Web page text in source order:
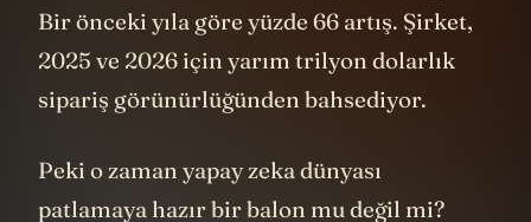
Bir önceki yıla göre yüzde 66 artış. Şirket,
2025 ve 2026 için yarım trilyon dolarlık
sipariş görünürlüğünden bahsediyor.
Peki o zaman yapay zeka dünyası
patlamaya hazır bir balon mu değil mi?